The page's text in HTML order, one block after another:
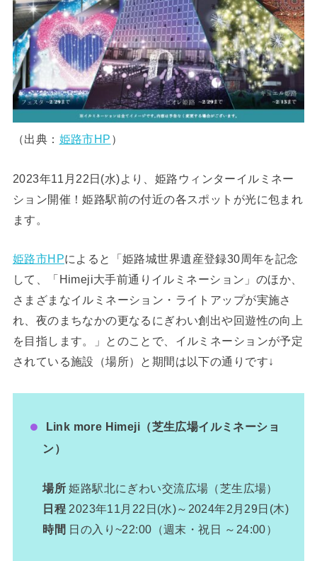
（出典： 姫路市HP ）
2023年11月22日(水)より、姫路ウィンターイルミネー
ション開催！姫路駅前の付近の各スポットが光に包まれ
ます。
姫路市HPによると「姫路城世界遺産登録30周年を記念
して、「Himeji大手前通りイルミネーション」のほか、
さまざまなイルミネーション・ライトアップが実施さ
れ、夜のまちなかの更なるにぎわい創出や回遊性の向上
を目指します。」とのことで、イルミネーションが予定
されている施設（場所）と期間は以下の通りです↓
Link more Himeji（芝生広場イルミネーショ
ン）
場所姫路駅北にぎわい交流広場（芝生広場）
日程2023年11月22日(水)～2024年2月29日(木)
時間 日の入り~22:00（週末・祝日 ～24:00）